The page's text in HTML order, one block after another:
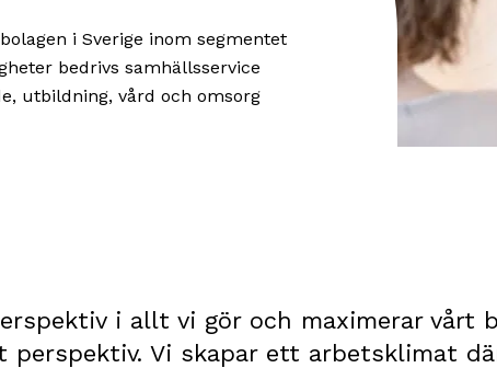
i Sverige inom segmentet
bedrivs samhällsservice
utbildning, vård och omsorg
i allt vi gör och maximerar vårt
perspektiv. Vi skapar ett arbetsklimat